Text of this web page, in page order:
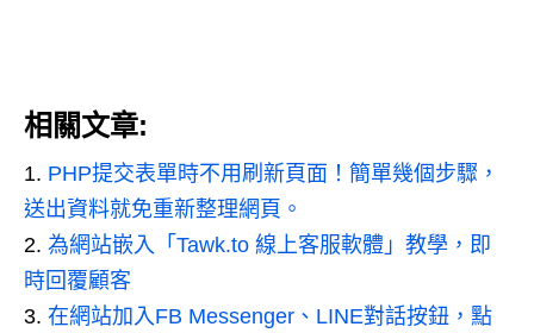
相關文章:
PHP提交表單時不用刷新頁面！簡單幾個步驟，
送出資料就免重新整理網頁。
為網站嵌入「Tawk.to 線上客服軟體」教學，即
時回覆顧客
在網站加入FB Messenger、LINE對話按鈕，點